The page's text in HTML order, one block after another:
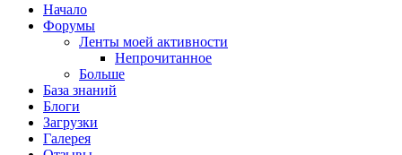
Начало
Форумы
Ленты моей активности
Непрочитанное
Больше
База знаний
Блоги
Загрузки
Галерея